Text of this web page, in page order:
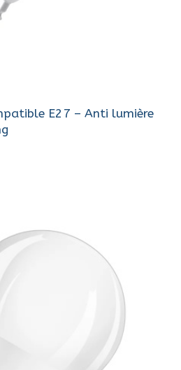
E27 – Anti lumière